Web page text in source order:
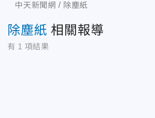
中天新聞網 除塵紙
除塵紙 相關報導
有 1 項結果